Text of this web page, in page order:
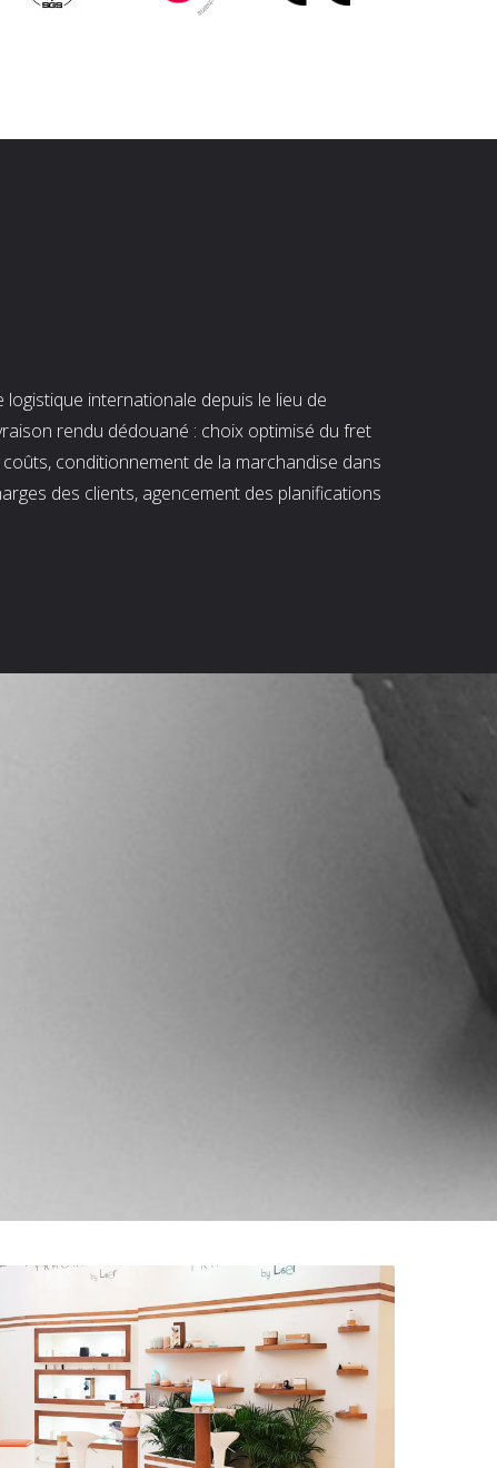
internationale depuis le lieu de
rendu dédouané : choix optimisé du fret
conditionnement de la marchandise dans
des clients, agencement des planifications